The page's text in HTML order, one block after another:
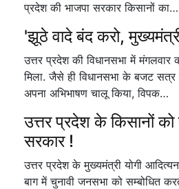
प्रदेश की भाजपा सरकार किसानों का…
'झूठे वादे बंद करो,
उत्तर प्रदेश की विधानसभा में मंगलवार
मिला. जैसे ही विधानसभा के बजट सत्र
अपना अभिभाषण चालू किया, विपक…
उत्तर प्रदेश के किसानों को
सरकार !
उत्तर प्रदेश के मुख्यमंत्री योगी
बाग में चुनावी जनसभा को सम्बोधित